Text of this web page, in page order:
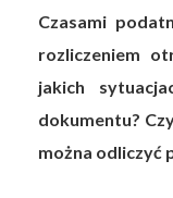
Czasami
rozliczeniem
jakich
dokumentu?
można odliczyć